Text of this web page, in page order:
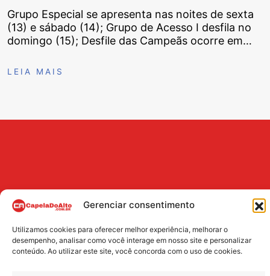
Gerenciar consentimento
Utilizamos cookies para oferecer melhor experiência, melhorar o
desempenho, analisar como você interage em nosso site e personalizar
conteúdo. Ao utilizar este site, você concorda com o uso de cookies.
Grupo Especial se apresenta nas noites de sexta
(13) e sábado (14); Grupo de Acesso I desfila no
domingo (15); Desfile das Campeãs ocorre em…
LEIA MAIS
BUSCA